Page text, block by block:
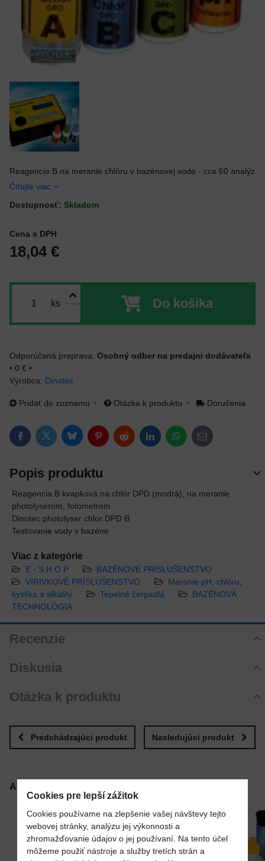
Reagencia B na meranie chlóru v bazénovej vode - cca 60 analýz
Čítajte viac
Dostupnosť: Skladom
Cena s DPH
18,04 €
ks Do košíka
Osobný odber na predajni dodávateľa
• 0 € •
Výrobca: Dinotec
Pridať do zoznamu Otázka k produktu Doručenia
FacebookTwitterBlueskyPinterestRedditLinkedInWhatsApp
E-mail
Popis produktu
Reagencia B kvapková na chlór DPD (modrá), na meranie
photolysérom, fotometrom
Dinotec photolyser chlor DPD B
Testovanie vody v bazéne
Viac z kategórie
E - S H O P
BAZÉNOVÉ PRÍSLUŠENSTVO
VÍRIVKOVÉ PRÍSLUŠENSTVO
Meranie pH, chlóru,
kyslíka a alkality
Tepelné čerpadlá
BAZÉNOVÁ
TECHNOLÓGIA
Recenzie
Zatiaľ bez hodnotenia. Buďte prvý!
Pridať recenziu
Diskusia
Zatiaľ nie sú žiadne komentáre! Buďte prvý!
Nový komentár
Otázka k produktu
MENO
VÁŠ E-MAIL
VAŠA OTÁZKA K PRODUKTU
Predchádzajúci produkt Nasledujúci produkt
Alternatívne produkty
Cookies pre lepší zážitok
Cookies používame na zlepšenie vašej návštevy tejto
webovej stránky, analýzu jej výkonnosti a
zhromažďovanie údajov o jej používaní. Na tento účel
môžeme použiť nástroje a služby tretích strán a